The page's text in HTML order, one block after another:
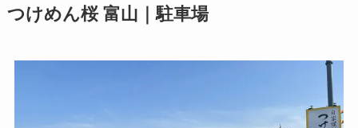
つけめん桜 富山｜駐車場